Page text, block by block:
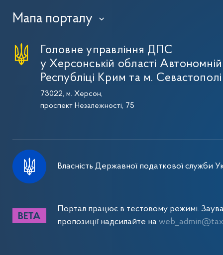
Мапа порталу ›
Головне управління ДПС
у Херсонській області Автономній
Республіці Крим та м. Севастополі
73022, м. Херсон,
проспект Незалежності, 75
Власність Державної податкової служби
Портал працює в тестовому режимі.
пропозиції надсилайте на